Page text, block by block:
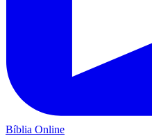
Bíblia Online